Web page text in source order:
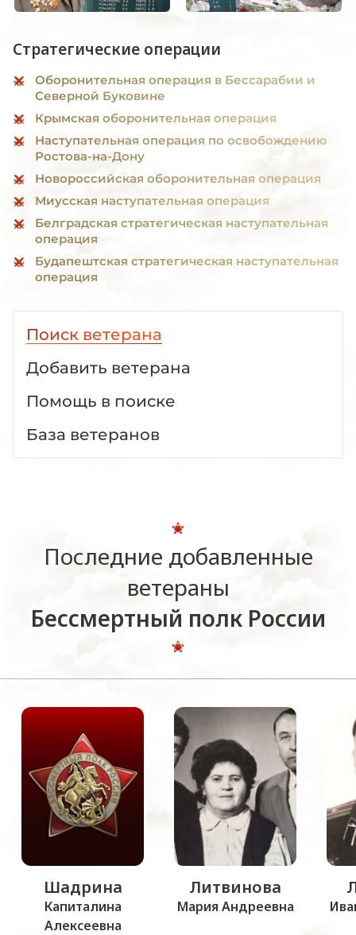
Стратегические операции
Оборонительная операция в Бессарабии и
Северной Буковине
Крымская оборонительная операция
Наступательная операция по освобождению
Ростова-на-Дону
Новороссийская оборонительная операция
Миусская наступательная операция
Белградская стратегическая наступательная
операция
Будапештская стратегическая наступательная
операция
Поиск ветерана
Добавить ветерана
Помощь в поиске
База ветеранов
Последние добавленные
ветераны
Бессмертный полк России
Шадрина
Капиталина
Алексеевна
Литвинова
Мария Андреевна